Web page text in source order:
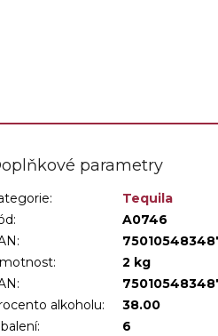
parametry
:
Tequila
A0746
:
2 kg
:
alkoholu:
38.00
:
6